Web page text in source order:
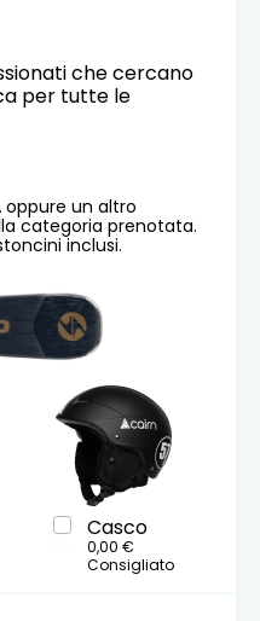
che cercano
per tutte le
oppure un altro
categoria prenotata.
inclusi.
Casco
0,00 €
Consigliato